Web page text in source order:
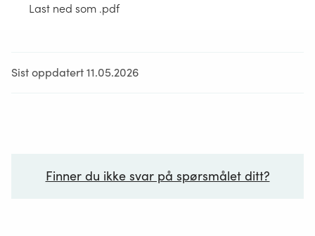
Last ned som .pdf
Sist oppdatert 11.05.2026
Finner du ikke svar på spørsmålet ditt?